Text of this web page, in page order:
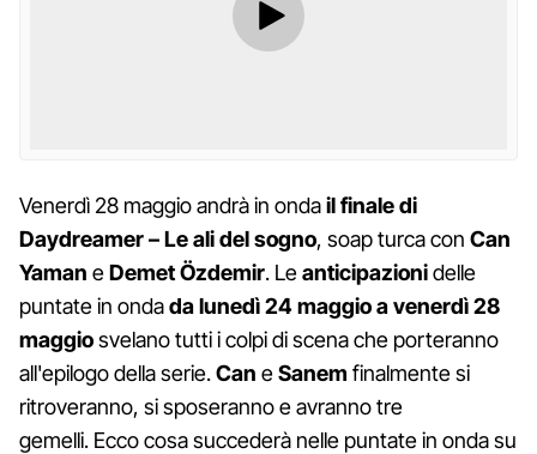
Venerdì 28 maggio andrà in ondail finale di
Daydreamer – Le ali del sogno, soap turca con Can
Yaman eDemet Özdemir. Leanticipazionidelle
puntate in ondada lunedì 24 maggio a venerdì 28
maggiosvelano tutti i colpi di scena che porteranno
all'epilogo della serie.Can eSanem finalmente si
ritroveranno, si sposeranno e avranno tre
gemelli. Ecco cosa succederà nelle puntate in onda su